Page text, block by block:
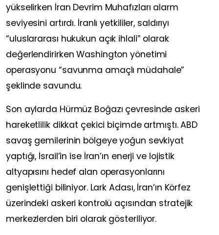
yükselirken İran Devrim Muhafızları alarm
seviyesini artırdı. İranlı yetkililer, saldırıyı
“uluslararası hukukun açık ihlali” olarak
değerlendirirken Washington yönetimi
operasyonu “savunma amaçlı müdahale”
şeklinde savundu.
Son aylarda Hürmüz Boğazı çevresinde askeri
hareketlilik dikkat çekici biçimde artmıştı. ABD
savaş gemilerinin bölgeye yoğun sevkiyat
yaptığı, İsrail’in ise İran’ın enerji ve lojistik
altyapısını hedef alan operasyonlarını
genişlettiği biliniyor. Lark Adası, İran’ın Körfez
üzerindeki askeri kontrolü açısından stratejik
merkezlerden biri olarak gösteriliyor.